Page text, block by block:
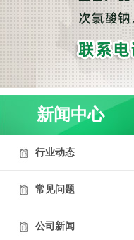
新闻中心
行业动态
常见问题
公司新闻